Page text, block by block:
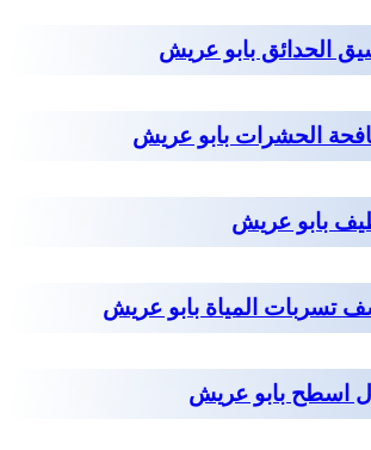
الحدائق بابو عريش
الحشرات بابو عريش
بابو عريش
تسربات المياة بابو عريش
اسطح بابو عريش